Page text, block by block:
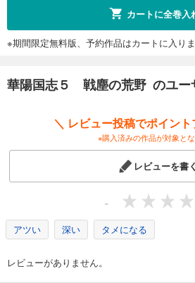
カートに全巻入
※期間限定無料版、予約作品はカートに入り
華陽国志５ 戦塵の荒野 のユー
＼ レビュー投稿でポイン
※購入済みの作品が対象と
レビューを書く
-
アツい 深い タメになる
レビューがありません。